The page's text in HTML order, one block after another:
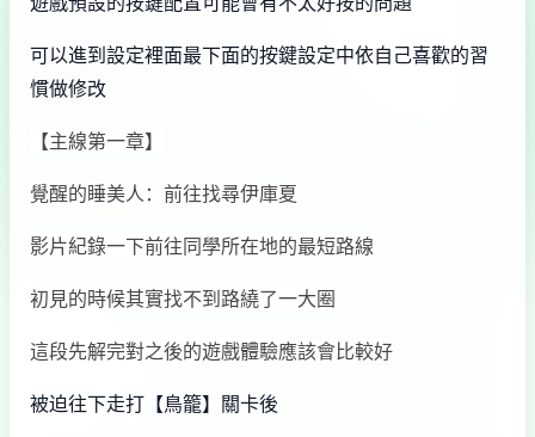
可以進到設定裡面最下面的按鍵設定中依自己喜歡的習
慣做修改
【主線第一章】
覺醒的睡美人：前往找尋伊庫夏
影片紀錄一下前往同學所在地的最短路線
初見的時候其實找不到路繞了一大圈
這段先解完對之後的遊戲體驗應該會比較好
被迫往下走打【鳥籠】關卡後